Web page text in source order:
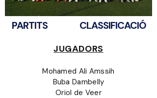
PARTITS CLASSIFICACIÓ
JUGADORS
Mohamed Ali Amssih
Buba Dambelly
Oriol de Veer